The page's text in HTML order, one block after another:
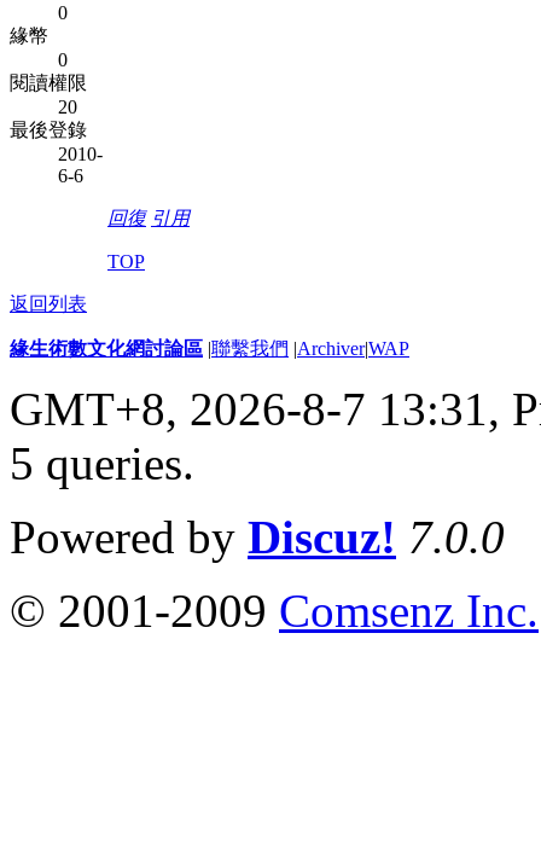
0
緣幣
0
閱讀權限
20
最後登錄
2010-
6-6
回復 引用
TOP
返回列表
緣生術數文化網討論區 |聯繫我們 |Archiver|WAP
GMT+8, 2026-8-7 13:31,
5 queries.
Powered by Discuz! 7.0.0
© 2001-2009 Comsenz Inc.